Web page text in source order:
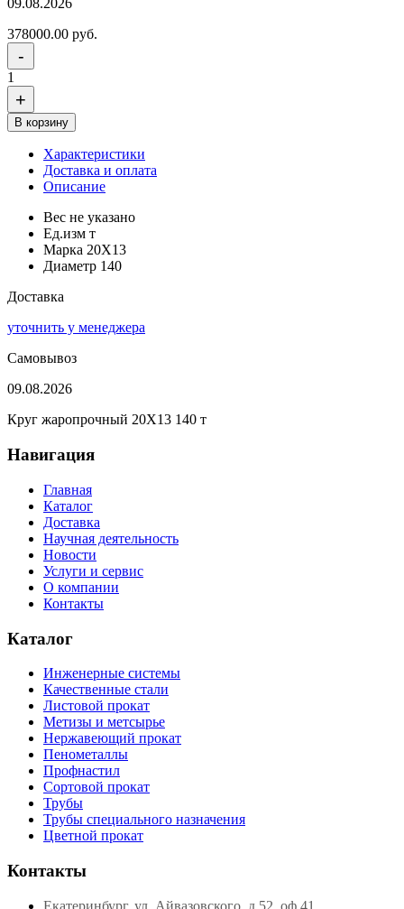
09.08.2026
378000.00 руб.
-
1
+
В корзину
Характеристики
Доставка и оплата
Описание
Вес не указано
Ед.изм т
Марка 20Х13
Диаметр 140
Доставка
уточнить у менеджера
Самовывоз
09.08.2026
Круг жаропрочный 20Х13 140 т
Навигация
Главная
Каталог
Доставка
Научная деятельность
Новости
Услуги и сервис
О компании
Контакты
Каталог
Инженерные системы
Качественные стали
Листовой прокат
Метизы и метсырье
Нержавеющий прокат
Пенометаллы
Профнастил
Сортовой прокат
Трубы
Трубы специального назначения
Цветной прокат
Контакты
Екатеринбург, ул. Айвазовского, д.52, оф.41